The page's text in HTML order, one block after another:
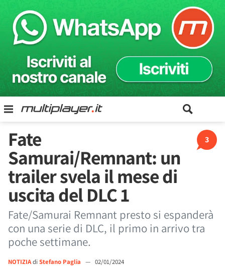
3
Fate
Samurai/Remnant: un
trailer svela il mese di
uscita del DLC 1
Fate/Samurai Remnant presto si espanderà
con una serie di DLC, il primo in arrivo tra
poche settimane.
NOTIZIAdi Stefano Paglia — 02/01/2024